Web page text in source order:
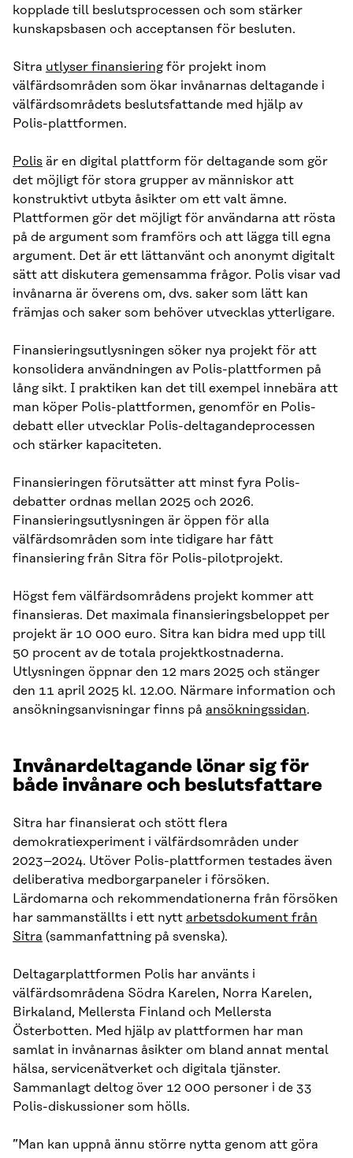
kopplade till beslutsprocessen och som stärker
kunskapsbasen och acceptansen för besluten.
Sitra utlyser finansieringför projekt inom
välfärdsområden som ökar invånarnas deltagande i
välfärdsområdets beslutsfattande med hjälp av
Polis-plattformen.
Polis är en digital plattform för deltagande som gör
det möjligt för stora grupper av människor att
konstruktivt utbyta åsikter om ett valt ämne.
Plattformen gör det möjligt för användarna att rösta
på de argument som framförs och att lägga till egna
argument. Det är ett lättanvänt och anonymt digitalt
sätt att diskutera gemensamma frågor. Polis visar vad
invånarna är överens om, dvs. saker som lätt kan
främjas och saker som behöver utvecklas ytterligare.
Finansieringsutlysningen söker nya projekt för att
konsolidera användningen av Polis-plattformen på
lång sikt. I praktiken kan det till exempel innebära att
man köper Polis-plattformen, genomför en Polis-
debatt eller utvecklar Polis-deltagandeprocessen
och stärker kapaciteten.
Finansieringen förutsätter att minst fyra Polis-
debatter ordnas mellan 2025 och 2026.
Finansieringsutlysningen är öppen för alla
välfärdsområden som inte tidigare har fått
finansiering från Sitra för Polis-pilotprojekt.
Högst fem välfärdsområdens projekt kommer att
finansieras. Det maximala finansieringsbeloppet per
projekt är 10 000 euro. Sitra kan bidra med upp till
50 procent av de totala projektkostnaderna.
Utlysningen öppnar den 12 mars 2025 och stänger
den 11 april 2025 kl. 12.00. Närmare information och
ansökningsanvisningar finns på ansökningssidan.
Invånardeltagande lönar sig för
både invånare och beslutsfattare
Sitra har finansierat och stött flera
demokratiexperiment i välfärdsområden under
2023–2024. Utöver Polis-plattformen testades även
deliberativa medborgarpaneler i försöken.
Lärdomarna och rekommendationerna från försöken
har sammanställts i ett nytt arbetsdokument från
Sitra (sammanfattning på svenska).
Deltagarplattformen Polis har använts i
välfärdsområdena Södra Karelen, Norra Karelen,
Birkaland, Mellersta Finland och Mellersta
Österbotten. Med hjälp av plattformen har man
samlat in invånarnas åsikter om bland annat mental
hälsa, servicenätverket och digitala tjänster.
Sammanlagt deltog över 12 000 personer i de 33
Polis-diskussioner som hölls.
”Man kan uppnå ännu större nytta genom att göra